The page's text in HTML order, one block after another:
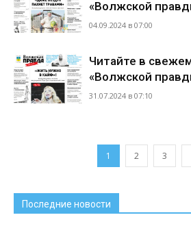
«Волжской
04.09.2024 в 07:00
Читайте в
«Волжской
31.07.2024 в 07:10
1 2 3
Последние новости